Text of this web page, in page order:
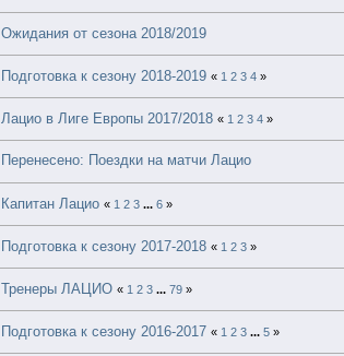
Ожидания от сезона 2018/2019
Подготовка к сезону 2018-2019 « 1 2 3 4»
Лацио в Лиге Европы 2017/2018 « 1 2 3 4»
Перенесено: Поездки на матчи Лацио
Капитан Лацио « 1 2 3 ... 6»
Подготовка к сезону 2017-2018 « 1 2 3»
Тренеры ЛАЦИО « 1 2 3 ... 79»
Подготовка к сезону 2016-2017 « 1 2 3 ... 5»